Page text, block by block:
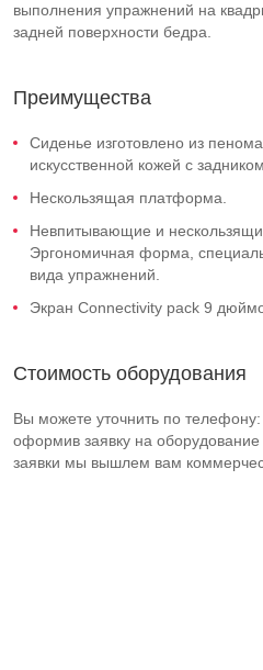
выполнения упражнений на
задней поверхности бедра.
Преимущества
Сиденье изготовлено из
искусственной кожей с
Нескользящая платформа.
Невпитывающие и
Эргономичная форма,
вида упражнений.
Экран Connectivity pack 9
Стоимость оборудования
Вы можете уточнить по
оформив заявку на
заявки мы вышлем вам